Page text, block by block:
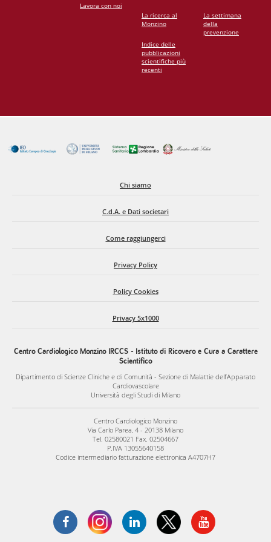
Lavora con noi
La ricerca al
Monzino
Indice delle
pubblicazioni
scientifiche più
recenti
La settimana
della
prevenzione
Chi siamo
C.d.A. e Dati societari
Come raggiungerci
Privacy Policy
Policy Cookies
Privacy 5x1000
Centro Cardiologico Monzino IRCCS - Istituto di Ricovero e Cura a Carattere
Scientifico
Dipartimento di Scienze Cliniche e di Comunità - Sezione di Malattie dell’Apparato
Cardiovascolare
Università degli Studi di Milano
Centro Cardiologico Monzino
Via Carlo Parea, 4 - 20138 Milano
Tel. 02580021 Fax. 02504667
P.IVA 13055640158
Codice intermediario fatturazione elettronica A4707H7